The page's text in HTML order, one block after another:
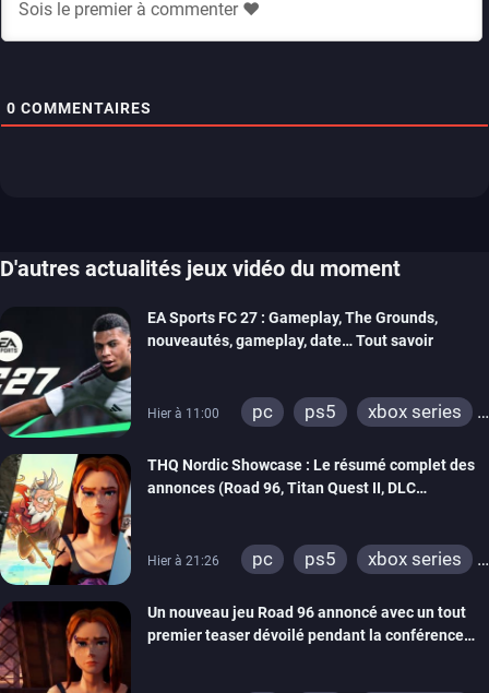
0 COMMENTAIRES
D'autres actualités jeux vidéo du moment
EA Sports FC 27 : Gameplay, The Grounds,
nouveautés, gameplay, date… Tout savoir
Hier à 11:00 pc ps5
xbox series
THQ Nordic Showcase : Le résumé complet des
annonces (Road 96, Titan Quest II, DLC
Hier à 21:26 pc ps5
xbox series
xbox one
switch 2
Un nouveau jeu Road 96 annoncé avec un tout
premier teaser dévoilé pendant la conférence